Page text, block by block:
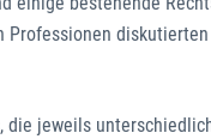
die jeweils